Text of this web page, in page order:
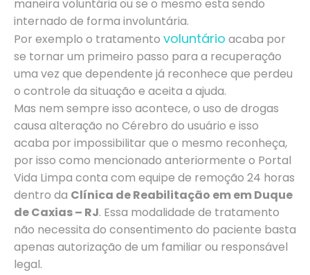
maneira voluntária ou se o mesmo esta sendo
internado de forma involuntária.
Por exemplo o tratamento voluntário acaba por
se tornar um primeiro passo para a recuperação
uma vez que dependente já reconhece que perdeu
o controle da situação e aceita a ajuda.
Mas nem sempre isso acontece, o uso de drogas
causa alteração no Cérebro do usuário e isso
acaba por impossibilitar que o mesmo reconheça,
por isso como mencionado anteriormente o Portal
Vida Limpa conta com equipe de remoção 24 horas
dentro da Clínica de Reabilitação em em Duque
de Caxias – RJ. Essa modalidade de tratamento
não necessita do consentimento do paciente basta
apenas autorização de um familiar ou responsável
legal.